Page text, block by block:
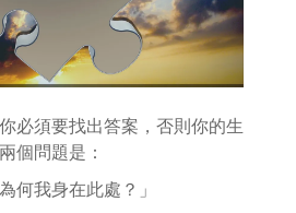
必須要找出答案，否則你的生
個問題是：
何我身在此處？」